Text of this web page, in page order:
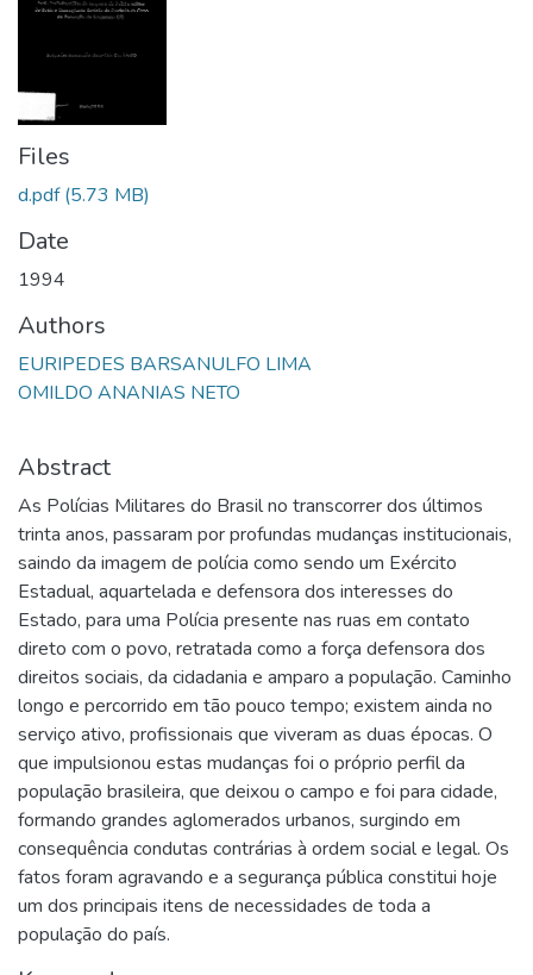
Files
d.pdf(5.73 MB)
Date
1994
Authors
EURIPEDES BARSANULFO LIMA
OMILDO ANANIAS NETO
Abstract
As Polícias Militares do Brasil no transcorrer dos últimos
trinta anos, passaram por profundas mudanças institucionais,
saindo da imagem de polícia como sendo um Exército
Estadual, aquartelada e defensora dos interesses do
Estado, para uma Polícia presente nas ruas em contato
direto com o povo, retratada como a força defensora dos
direitos sociais, da cidadania e amparo a população. Caminho
longo e percorrido em tão pouco tempo; existem ainda no
serviço ativo, profissionais que viveram as duas épocas. O
que impulsionou estas mudanças foi o próprio perfil da
população brasileira, que deixou o campo e foi para cidade,
formando grandes aglomerados urbanos, surgindo em
consequência condutas contrárias à ordem social e legal. Os
fatos foram agravando e a segurança pública constitui hoje
um dos principais itens de necessidades de toda a
população do país.